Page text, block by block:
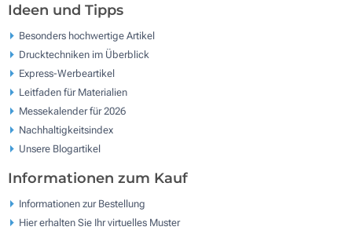
Ideen und Tipps
Besonders hochwertige Artikel
Drucktechniken im Überblick
Express-Werbeartikel
Leitfaden für Materialien
Messekalender für 2026
Nachhaltigkeitsindex
Unsere Blogartikel
Informationen zum Kauf
Informationen zur Bestellung
Hier erhalten Sie Ihr virtuelles Muster